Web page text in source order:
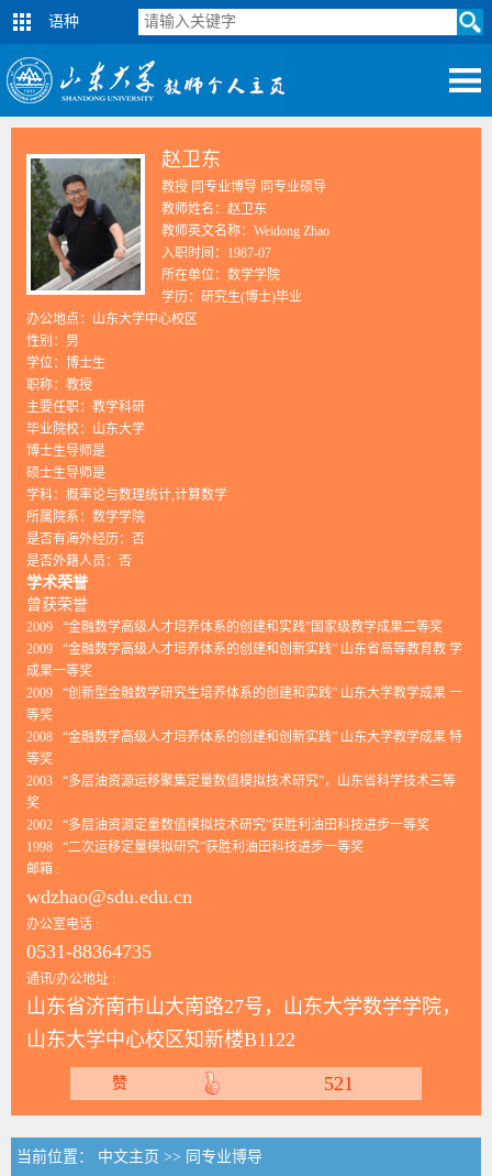
语种
赵卫东
教授 同专业博导 同专业硕导
教师姓名：赵卫东
教师英文名称：Weidong Zhao
入职时间：1987-07
所在单位：数学学院
学历：研究生(博士)毕业
办公地点：山东大学中心校区
性别：男
学位：博士生
职称：教授
主要任职：教学科研
毕业院校：山东大学
博士生导师是
硕士生导师是
学科：概率论与数理统计,计算数学
所属院系：数学学院
是否有海外经历：否
是否外籍人员：否
学术荣誉
曾获荣誉
2009 “金融数学高级人才培养体系的创建和实践”国家级教学成果二等奖
2009 “金融数学高级人才培养体系的创建和创新实践” 山东省高等教育教 学
成果一等奖
2009 “创新型金融数学研究生培养体系的创建和实践” 山东大学教学成果 一
等奖
2008 “金融数学高级人才培养体系的创建和创新实践” 山东大学教学成果 特
等奖
2003 “多层油资源运移聚集定量数值模拟技术研究”，山东省科学技术三等
奖
2002 “多层油资源定量数值模拟技术研究”获胜利油田科技进步一等奖
1998 “二次运移定量模拟研究”获胜利油田科技进步一等奖
邮箱 :
wdzhao@sdu.edu.cn
办公室电话 :
0531-88364735
通讯/办公地址 :
山东省济南市山大南路27号，山东大学数学学院，
山东大学中心校区知新楼B1122
赞 521
当前位置： 中文主页 >> 同专业博导